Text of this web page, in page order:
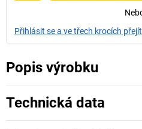
Přihlásit se a ve třech krocích
Popis výrobku
Technická data